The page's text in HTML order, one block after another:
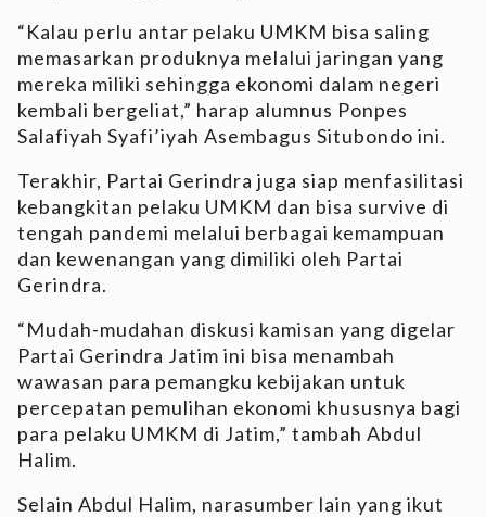
“Kalau perlu antar pelaku UMKM bisa saling
memasarkan produknya melalui jaringan yang
mereka miliki sehingga ekonomi dalam negeri
kembali bergeliat,” harap alumnus Ponpes
Salafiyah Syafi’iyah Asembagus Situbondo ini.
Terakhir, Partai Gerindra juga siap menfasilitasi
kebangkitan pelaku UMKM dan bisa survive di
tengah pandemi melalui berbagai kemampuan
dan kewenangan yang dimiliki oleh Partai
Gerindra.
“Mudah-mudahan diskusi kamisan yang digelar
Partai Gerindra Jatim ini bisa menambah
wawasan para pemangku kebijakan untuk
percepatan pemulihan ekonomi khususnya bagi
para pelaku UMKM di Jatim,” tambah Abdul
Halim.
Selain Abdul Halim, narasumber lain yang ikut